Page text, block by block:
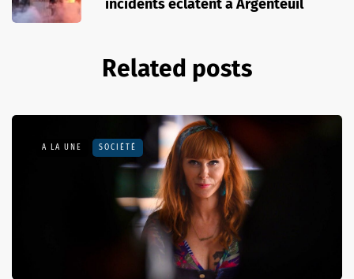
incidents éclatent à Argenteuil
Related posts
A LA UNE SOCIÉTÉ